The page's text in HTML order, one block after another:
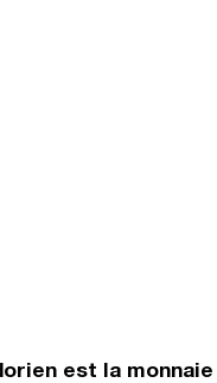
est la